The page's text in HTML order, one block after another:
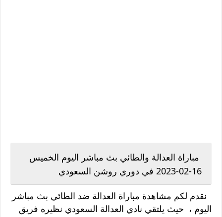
مباراة العدالة والطائي بث مباشر اليوم الخميس
16-02-2023 في دوري روشن السعودي
نقدم لكم مشاهدة مباراة العدالة ضد الطائي بث مباشر
اليوم ، حيث يلتقي نادي العدالة السعودي نظيره فريق